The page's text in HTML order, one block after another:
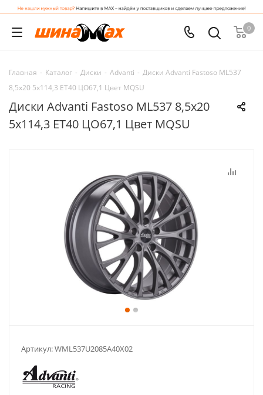
0
Главная - Каталог - Диски - Advanti - Диски Advanti Fastoso ML537
8,5x20 5x114,3 ET40 ЦО67,1 Цвет MQSU
Диски Advanti Fastoso ML537 8,5x20
5x114,3 ET40 ЦО67,1 Цвет MQSU
Артикул:WML537U2085A40X02